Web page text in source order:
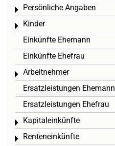
Persönliche Angaben
Toggle menu
Kinder
Toggle menu
Einkünfte Ehemann
Einkünfte Ehefrau
Arbeitnehmer
Toggle menu
Ersatzleistungen Ehemann
Ersatzleistungen Ehefrau
Kapitaleinkünfte
Toggle menu
Renteneinkünfte
Toggle menu